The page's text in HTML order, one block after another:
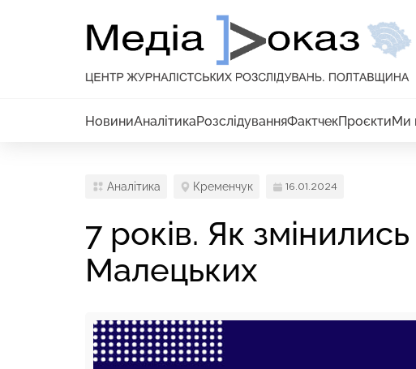
НовиниАналітикаРозслідуванняФактчекПроєктиМи
Аналітика Кременчук 16.01.2024
7 років. Як
Малецьких